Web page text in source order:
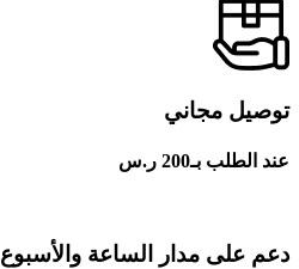
توصيل مجاني
عند الطلب بـ200 ر.س
دعم على مدار الساعة والأسبوع